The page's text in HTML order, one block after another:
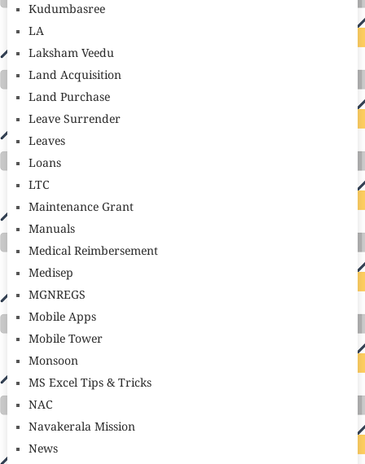
Kudumbasree
LA
Laksham Veedu
Land Acquisition
Land Purchase
Leave Surrender
Leaves
Loans
LTC
Maintenance Grant
Manuals
Medical Reimbersement
Medisep
MGNREGS
Mobile Apps
Mobile Tower
Monsoon
MS Excel Tips & Tricks
NAC
Navakerala Mission
News